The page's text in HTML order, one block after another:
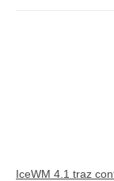
IceWM 4.1 traz